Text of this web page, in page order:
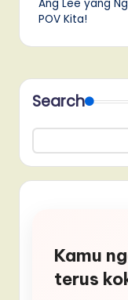
Ang Lee yang
POV Kita!
Search
Kamu
terus